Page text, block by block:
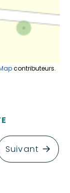
contributeurs.
Suivant